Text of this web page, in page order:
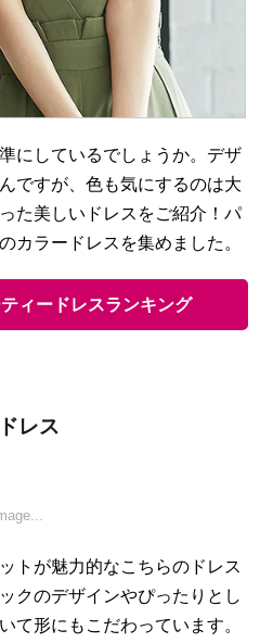
にしているでしょうか。デザ
ですが、色も気にするのは大
た美しいドレスをご紹介！パ
カラードレスを集めました。
ィードレスランキング
レス
トが魅力的なこちらのドレス
クのデザインやぴったりとし
て形にもこだわっています。